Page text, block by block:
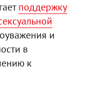
поддержку
и
в
к